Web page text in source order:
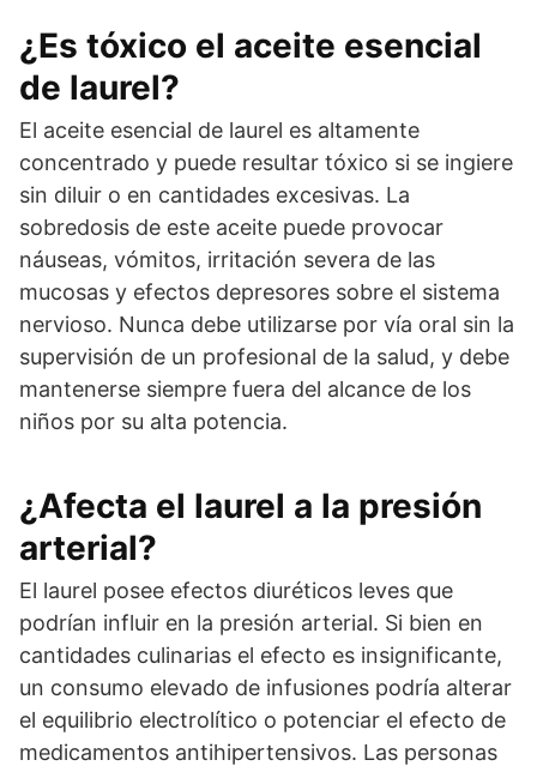
¿Es tóxico el aceite esencial
de laurel?
El aceite esencial de laurel es altamente
concentrado y puede resultar tóxico si se ingiere
sin diluir o en cantidades excesivas. La
sobredosis de este aceite puede provocar
náuseas, vómitos, irritación severa de las
mucosas y efectos depresores sobre el sistema
nervioso. Nunca debe utilizarse por vía oral sin la
supervisión de un profesional de la salud, y debe
mantenerse siempre fuera del alcance de los
niños por su alta potencia.
¿Afecta el laurel a la presión
arterial?
El laurel posee efectos diuréticos leves que
podrían influir en la presión arterial. Si bien en
cantidades culinarias el efecto es insignificante,
un consumo elevado de infusiones podría alterar
el equilibrio electrolítico o potenciar el efecto de
medicamentos antihipertensivos. Las personas